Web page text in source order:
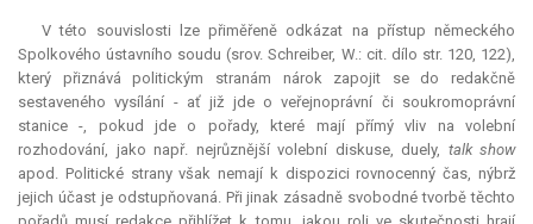
V této souvislosti lze přiměřeně odkázat na přístup německého
Spolkového ústavního soudu (srov. Schreiber, W.: cit. dílo str. 120, 122),
který přiznává politickým stranám nárok zapojit se do redakčně
sestaveného vysílání - ať již jde o veřejnoprávní či soukromoprávní
stanice -, pokud jde o pořady, které mají přímý vliv na volební
rozhodování, jako např. nejrůznější volební diskuse, duely, talk show
apod. Politické strany však nemají k dispozici rovnocenný čas, nýbrž
jejich účast je odstupňovaná. Při jinak zásadně svobodné tvorbě těchto